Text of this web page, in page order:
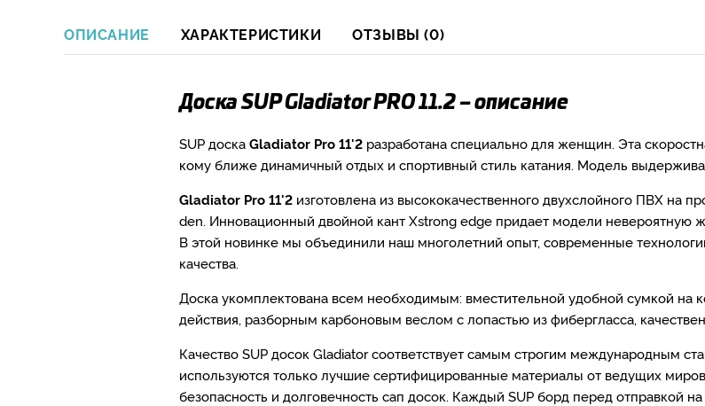
ОПИСАНИЕ ХАРАКТЕРИСТИКИ ОТЗЫВЫ (0)
Доска SUP Gladiator PRO 11.2 – описание
SUP доскаGladiator Pro 11'2 разработана специально для женщин. Эта
кому ближе динамичный отдых и спортивный стиль катания. Модель
Gladiator Pro 11'2 изготовлена из высококачественного двухслойного ПВХ на
den. Инновационный двойной кант Xstrong edge придает модели невероятную
В этой новинке мы объединили наш многолетний опыт, современные
качества.
Доска укомплектована всем необходимым: вместительной удобной сумкой на
действия, разборным карбоновым веслом с лопастью из фибергласса,
Качество SUP досок Gladiator соответствует самым строгим международным
используются только лучшие сертифицированные материалы от ведущих
безопасность и долговечность сап досок. Каждый SUP борд перед отправкой